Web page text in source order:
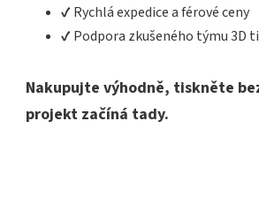
✔️ Rychlá expedice a férové ceny
✔️ Podpora zkušeného týmu 3D
Nakupujte výhodně, tiskněte
projekt začíná tady.